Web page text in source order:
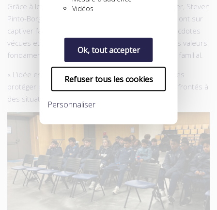
Vidéos
Ok, tout accepter
Refuser tous les cookies
Personnaliser
Grâce à leurs carrières respectives, Laurent Pionnier, Steven
Pinto-Borges, Vincent Muratori et Laurène Tresfield ont sur
captiver l’attention de ce jeune auditoire. Leurs anecdotes
vécues et leurs conseils pratiques ont souligné trois valeurs
fondamentales : le travail, la résilience et le soutien familial.
« L’idée est de leur donner un temps d’avance, de les
protéger par l’information avant qu’ils ne soient confrontés à
des situations critiques. »